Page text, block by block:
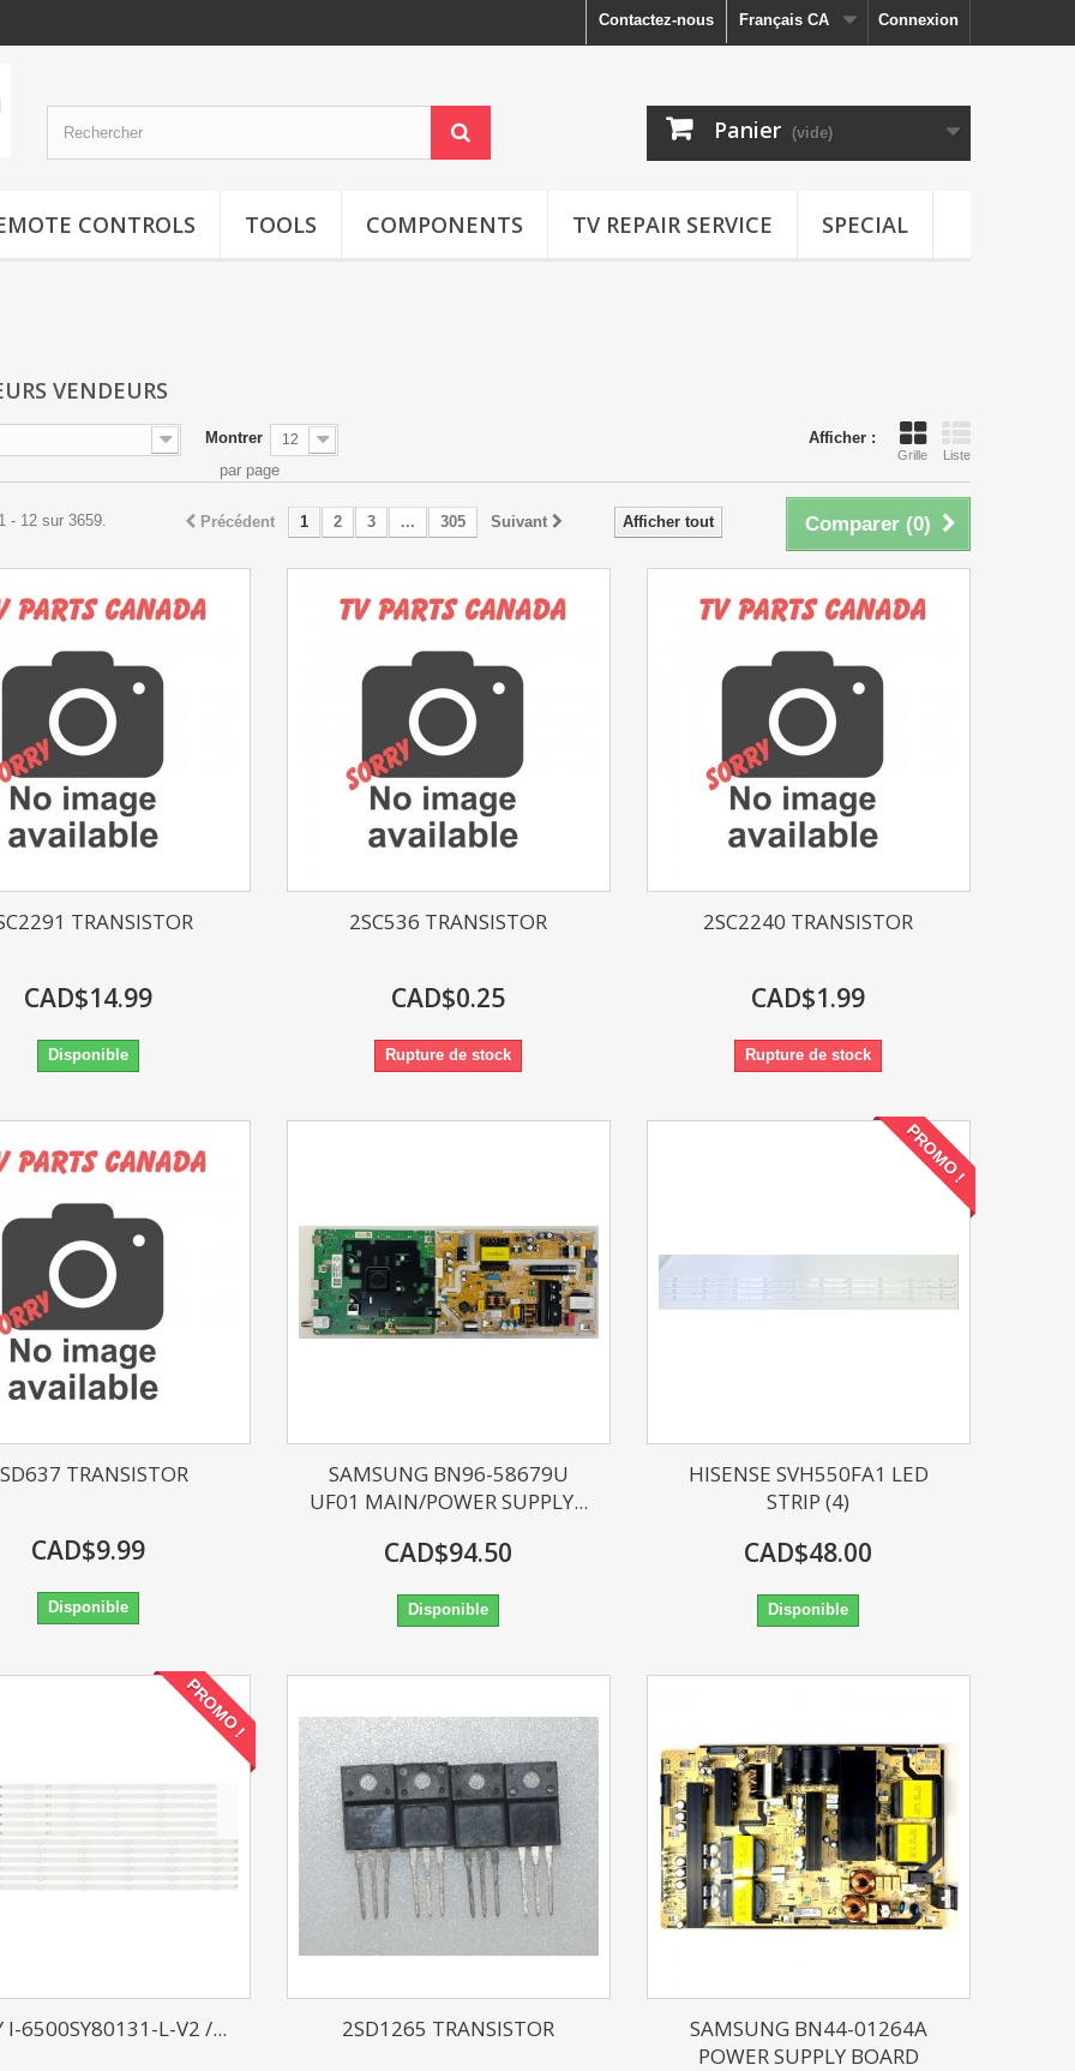
Connexion
Français CA
Contactez-nous
Panier (vide)
CONTROLS TOOLS COMPONENTS TV REPAIR SERVICE SPECIAL
VENDEURS
Afficher :
Grille Liste
Montrer 12
par page
Comparer (0)
Afficher tout
Précédent 1 2 3 ... 305 Suivant
- 12 sur 3659.
TRANSISTOR
CAD$14.99
Disponible
2SC536 TRANSISTOR
CAD$0.25
Rupture de stock
2SC2240 TRANSISTOR
CAD$1.99
Rupture de stock
TRANSISTOR
CAD$9.99
Disponible
SAMSUNG BN96-58679U
UF01 MAIN/POWER SUPPLY...
CAD$94.50
Disponible
PROMO !
HISENSE SVH550FA1 LED
STRIP (4)
CAD$48.00
Disponible
PROMO !
I-6500SY80131-L-V2 /... 2SD1265 TRANSISTOR
SAMSUNG BN44-01264A
POWER SUPPLY BOARD